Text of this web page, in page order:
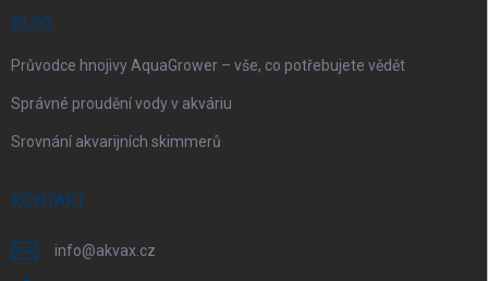
BLOG
Průvodce hnojivy AquaGrower – vše, co potřebujete vědět
Správné proudění vody v akváriu
Srovnání akvarijních skimmerů
KONTAKT
info@akvax.cz